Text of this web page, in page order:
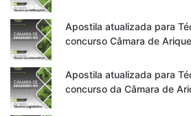
Apostila atualizada para
concurso Câmara de
Apostila atualizada para
concurso da Câmara de